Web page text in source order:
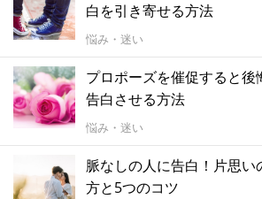
白を引き寄せる方法
悩み・迷い
プロポーズを催促すると
告白させる方法
悩み・迷い
脈なしの人に告白！片思
方と5つのコツ